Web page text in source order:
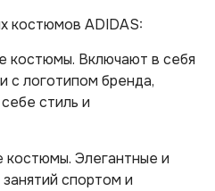
костюмов ADIDAS:
костюмы. Включают в себя
с логотипом бренда,
стиль и
Элегантные и
спортом и